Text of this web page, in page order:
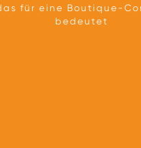
für eine Boutique-
bedeutet